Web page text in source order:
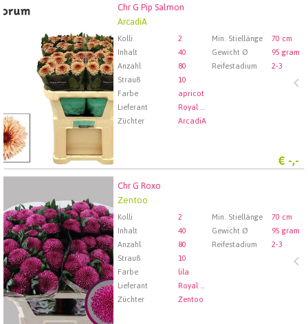
Chr G Pip Salmon
ArcadiA
Kolli 2 Min. Stiellänge
70 cm
Inhalt
40 Gewicht Ø
95 gram
Anzahl
80 Reifestadium
2-3
Strauß
10
Farbe
apricot
Lieferant
Royal FloraHolland Aalsmeer
Züchter
ArcadiA
€ -,-
Chr G Pip Salmon
Wählen Sie zuerst ein Abfartdatum.
Chr G Roxo
Zentoo
Kolli 2 Min. Stiellänge
70 cm
Inhalt
40 Gewicht Ø
95 gram
Anzahl
80 Reifestadium
2-3
Strauß
10
Farbe
lila
Lieferant
Royal FloraHolland Aalsmeer
Züchter
Zentoo
Wählen Sie zuerst ein Abfartdatum.